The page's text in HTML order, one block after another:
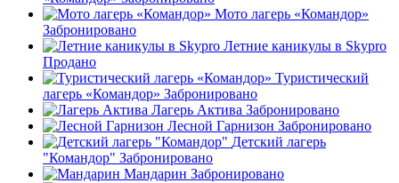
Мото лагерь «Командор»
Забронировано
Летние каникулы в Skypro
Продано
Туристический
лагерь «Командор» Забронировано
Лагерь Актива Забронировано
Лесной Гарнизон Забронировано
Детский лагерь
"Командор" Забронировано
Мандарин Забронировано